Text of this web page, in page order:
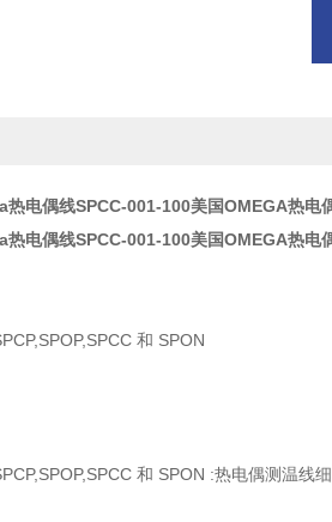
电偶线SPCC-001-100美国OMEGA热电
电偶线SPCC-001-100美国OMEGA热电
和 SPON
和 SPON :热电偶测温线